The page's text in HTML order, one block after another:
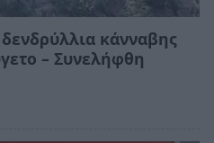
κάνναβης
– Συνελήφθη